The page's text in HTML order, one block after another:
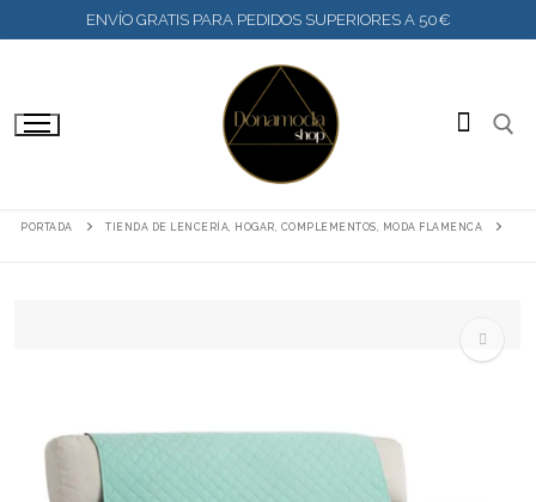
ENVÍO GRATIS PARA PEDIDOS SUPERIORES A 50€
PORTADA TIENDA DE LENCERÍA, HOGAR, COMPLEMENTOS, MODA FLAMENCA